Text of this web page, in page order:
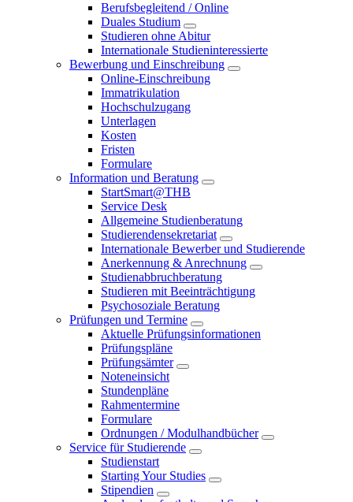
Berufsbegleitend / Online
Duales Studium
Studieren ohne Abitur
Internationale Studieninteressierte
Bewerbung und Einschreibung
Online-Einschreibung
Immatrikulation
Hochschulzugang
Unterlagen
Kosten
Fristen
Formulare
Information und Beratung
StartSmart@THB
Service Desk
Allgemeine Studienberatung
Studierendensekretariat
Internationale Bewerber und Studierende
Anerkennung & Anrechnung
Studienabbruchberatung
Studieren mit Beeinträchtigung
Psychosoziale Beratung
Prüfungen und Termine
Aktuelle Prüfungsinformationen
Prüfungspläne
Prüfungsämter
Noteneinsicht
Stundenpläne
Rahmentermine
Formulare
Ordnungen / Modulhandbücher
Service für Studierende
Studienstart
Starting Your Studies
Stipendien